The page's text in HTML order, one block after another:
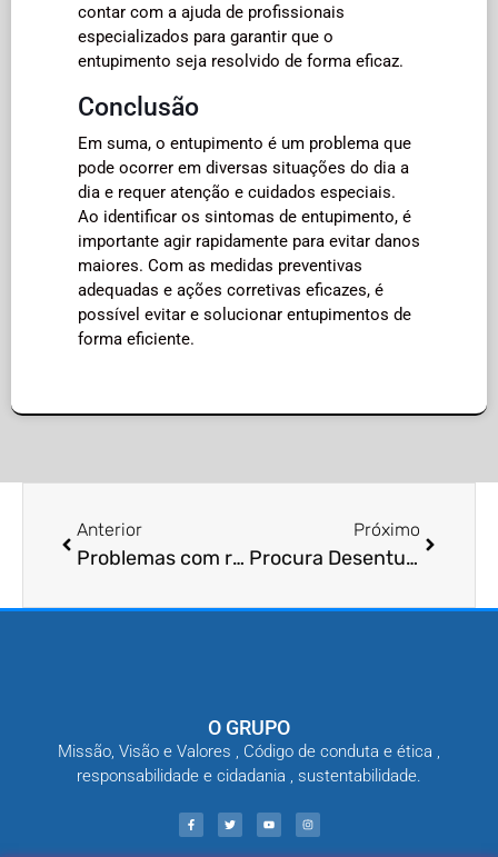
contar com a ajuda de profissionais
especializados para garantir que o
entupimento seja resolvido de forma eficaz.
Conclusão
Em suma, o entupimento é um problema que
pode ocorrer em diversas situações do dia a
dia e requer atenção e cuidados especiais.
Ao identificar os sintomas de entupimento, é
importante agir rapidamente para evitar danos
maiores. Com as medidas preventivas
adequadas e ações corretivas eficazes, é
possível evitar e solucionar entupimentos de
forma eficiente.
Anterior
Problemas com ratos?
Próximo
Procura Desentupidora?
O GRUPO
Missão, Visão e Valores , Código de conduta e ética ,
responsabilidade e cidadania , sustentabilidade.